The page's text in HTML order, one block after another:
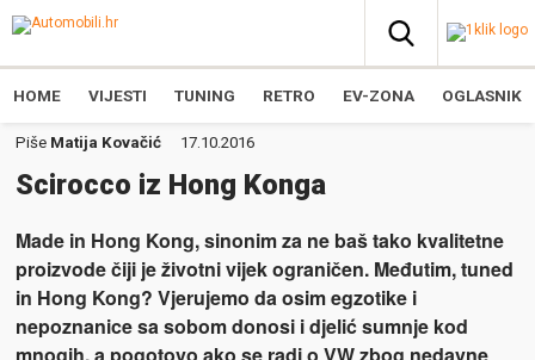
HOME VIJESTI TUNING RETRO EV-ZONA OGLASNIK
Piše Matija Kovačić 17.10.2016
Scirocco iz Hong Konga
Made in Hong Kong, sinonim za ne baš tako kvalitetne
proizvode čiji je životni vijek ograničen. Međutim, tuned
in Hong Kong? Vjerujemo da osim egzotike i
nepoznanice sa sobom donosi i djelić sumnje kod